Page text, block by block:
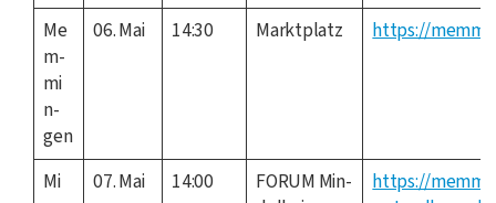
Me
m­
mi
n­
gen
06. Mai 14:30 Markt­platz https://
Mi
07. Mai 14:00
FORUM Min­
https://